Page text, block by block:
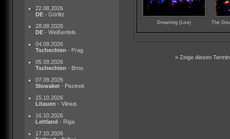
22.08.2026
DE - Görlitz
28.08.2026
DE - Weißenfels
04.09.2026
Tschechien - Prag
05.09.2026
Tschechien - Brno
07.09.2026
Slowakei - Pezinok
15.10.2026
Litauen - Vilnius
16.10.2026
Lettland - Riga
17.10.2026
Dreaming (Live) The
» Zeige diesen